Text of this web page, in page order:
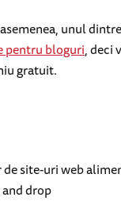
unul dintre
pentru bloguri, deci
gratuit.
site-uri web
drop